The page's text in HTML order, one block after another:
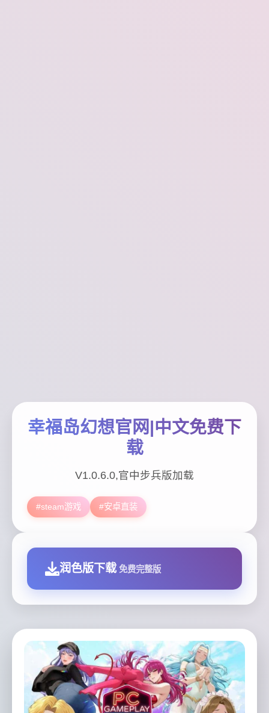
幸福岛幻想官网|中文免费下
载
V1.0.6.0,官中步兵版加载
#steam游戏 #安卓直装
润色版下载 免费完整版